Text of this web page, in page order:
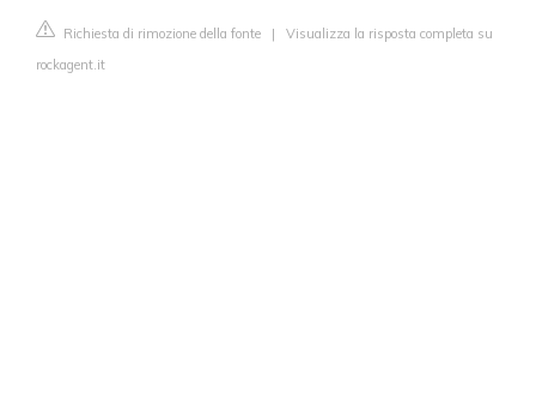
Richiesta di rimozione della fonte | Visualizza la risposta completa su
rockagent.it